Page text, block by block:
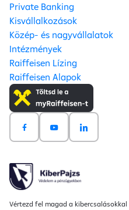
Private Banking
Kisvállalkozások
Közép- és nagyvállalatok
Intézmények
Raiffeisen Lízing
Raiffeisen Alapok
Vértezd fel magad a